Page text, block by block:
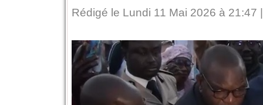
Rédigé le Lundi 11 Mai 2026 à